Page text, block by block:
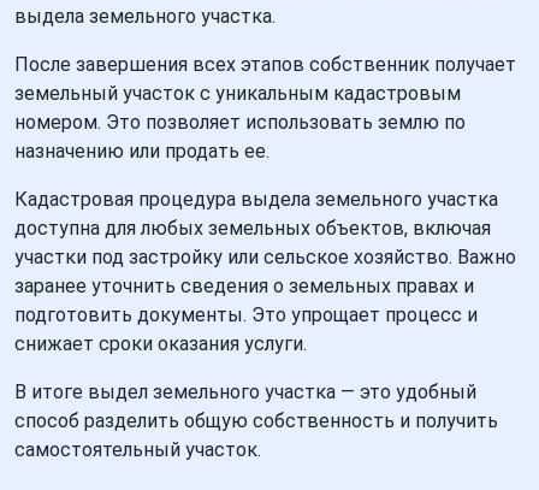
выдела земельного участка.
После завершения всех этапов собственник получает
земельный участок с уникальным кадастровым
номером. Это позволяет использовать землю по
назначению или продать ее.
Кадастровая процедура выдела земельного участка
доступна для любых земельных объектов, включая
участки под застройку или сельское хозяйство. Важно
заранее уточнить сведения о земельных правах и
подготовить документы. Это упрощает процесс и
снижает сроки оказания услуги.
В итоге выдел земельного участка — это удобный
способ разделить общую собственность и получить
самостоятельный участок.